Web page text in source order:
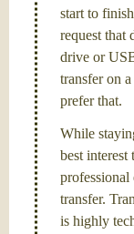
start to
request that
drive or
transfer on
prefer that.
While
best
professional
transfer.
is highly